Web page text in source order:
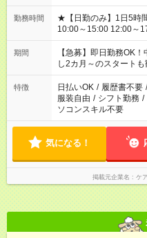
勤務時間
★【日勤のみ】1日5時間～OK！ ≪シフト
10:00～15:00 12:00～
期間
【急募】即日勤務OK
し2カ月～のスタートも
特徴 日払いOK / 履歴書不要 /
服装自由 / シフト勤務 /
ソコンスキル不要
気になる！
掲載元企業名 ケ